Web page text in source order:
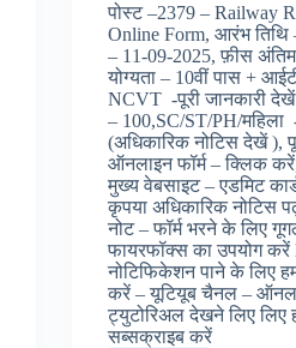
पोस्ट –2379 – Railway
Online Form, आरंभ तिथि
– 11-09-2025, फ़ीस
योग्यता – 10वीं पास +
NCVT -पूरी जानकारी
– 100,SC/ST/PH/
(अधिकारिक नोटिस देखें ),
ऑनलाइन फॉर्म – क्लिक
मुख्य वेबसाइट – एडमिट
कृपया अधिकारिक नोटिस
नोट – फॉर्म भरने के लिए
फायरफॉक्स का उपयोग
नोटिफिकेशन पाने के लिए
करें – यूटियूब चैनल –
ट्युटोरिअल देखने लिए लिए
सब्सक्राइब करें